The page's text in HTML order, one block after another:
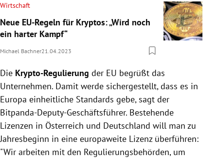
Wirtschaft
Neue EU-Regeln für Kryptos: „Wird noch
ein harter Kampf“
Michael Bachner21.04.2023
Die Krypto-Regulierung der EU begrüßt das
Unternehmen. Damit werde sichergestellt, dass es in
Europa einheitliche Standards gebe, sagt der
Bitpanda-Deputy-Geschäftsführer. Bestehende
Lizenzen in Österreich und Deutschland will man zu
Jahresbeginn in eine europaweite Lizenz überführen:
"Wir arbeiten mit den Regulierungsbehörden, um